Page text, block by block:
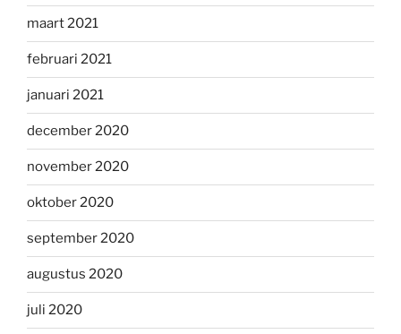
maart 2021
februari 2021
januari 2021
december 2020
november 2020
oktober 2020
september 2020
augustus 2020
juli 2020